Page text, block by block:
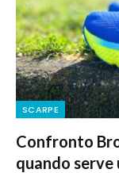
SCARPE
Confronto
quando serve